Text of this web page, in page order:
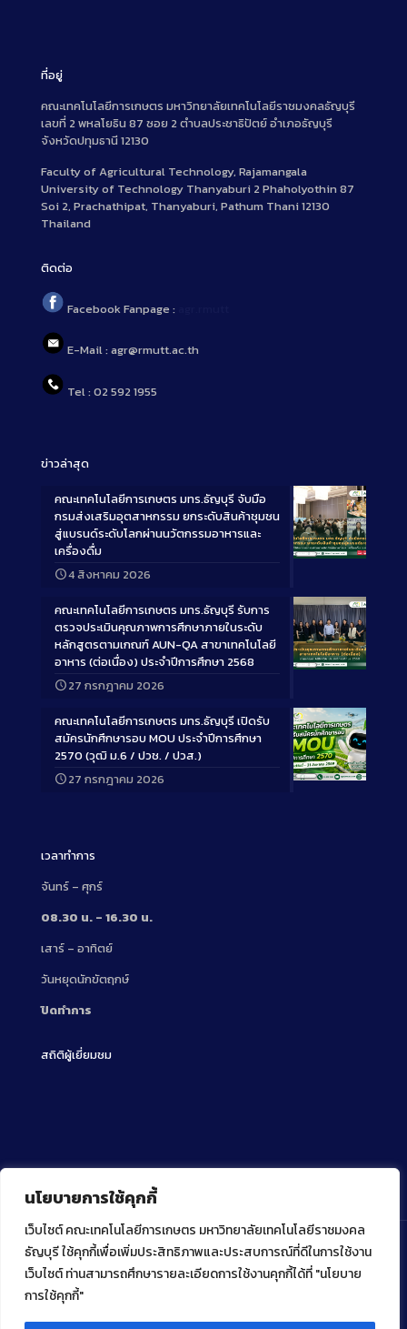
นโยบายการใช้คุกกี้
เว็บไซต์ คณะเทคโนโลยีการเกษตร มหาวิทยาลัยเทคโนโลยีราชมงคล
ธัญบุรี ใช้คุกกี้เพื่อเพิ่มประสิทธิภาพและประสบการณ์ที่ดีในการใช้งาน
เว็บไซต์ ท่านสามารถศึกษารายละเอียดการใช้งานคุกกี้ได้ที่ "นโยบาย
การใช้คุกกี้"
ที่อยู่
คณะเทคโนโลยีการเกษตร มหาวิทยาลัยเทคโนโลยีราชมงคลธัญบุรี
เลขที่ 2 พหลโยธิน 87 ซอย 2 ตำบลประชาธิปัตย์ อำเภอธัญบุรี
จังหวัดปทุมธานี 12130
Faculty of Agricultural Technology, Rajamangala
University of Technology Thanyaburi 2 Phaholyothin 87
Soi 2, Prachathipat, Thanyaburi, Pathum Thani 12130
Thailand
ติดต่อ
Facebook Fanpage :
E-Mail : agr@rmutt.ac.th
Tel : 02 592 1955
ข่าวล่าสุด
Long
คณะเทคโนโลยีการเกษตร มทร.ธัญบุรี จับมือ
กรมส่งเสริมอุตสาหกรรม ยกระดับสินค้าชุมชน
สู่แบรนด์ระดับโลกผ่านนวัตกรรมอาหารและ
เครื่องดื่ม
4 สิงหาคม 2026
Long
คณะเทคโนโลยีการเกษตร มทร.ธัญบุรี รับการ
ตรวจประเมินคุณภาพการศึกษาภายในระดับ
หลักสูตรตามเกณฑ์ AUN-QA สาขาเทคโนโลยี
อาหาร (ต่อเนื่อง) ประจำปีการศึกษา 2568
27 กรกฎาคม 2026
Long
คณะเทคโนโลยีการเกษตร มทร.ธัญบุรี เปิดรับ
สมัครนักศึกษารอบ MOU ประจำปีการศึกษา
2570 (วุฒิ ม.6 / ปวช. / ปวส.)
27 กรกฎาคม 2026
เวลาทำการ
จันทร์ – ศุกร์
08.30 น. – 16.30 น.
เสาร์ – อาทิตย์
วันหยุดนักขัตฤกษ์
ปิดทำการ
สถิติผู้เยี่ยมชม
Copyright ⓒ 2022 คณะเทคโนโลยีการเกษตร มหาวิทยาลัย